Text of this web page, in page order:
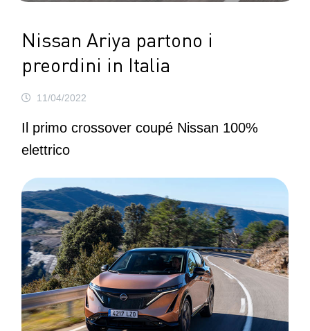
Nissan Ariya partono i
preordini in Italia
11/04/2022
Il primo crossover coupé Nissan 100%
elettrico